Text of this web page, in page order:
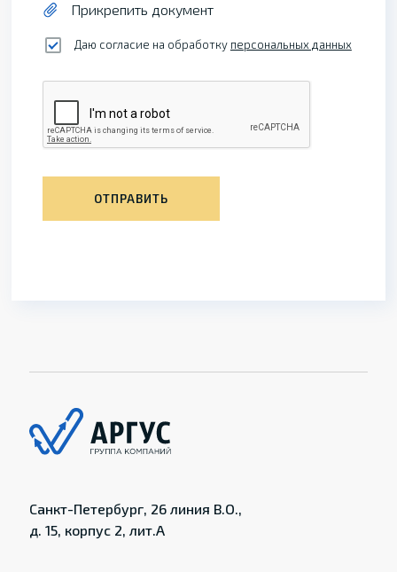
Прикрепить документ
Даю согласие на обработку персональных данных
ОТПРАВИТЬ
Санкт-Петербург, 26 линия В.О.,
д. 15, корпус 2, лит.А